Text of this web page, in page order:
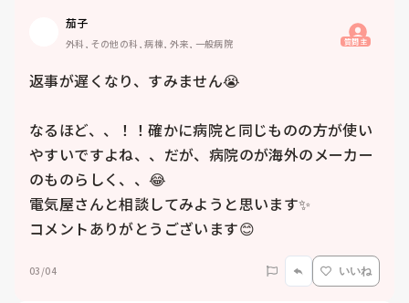
茄子
外科, その他の科, 病棟, 外来, 一般病院 質問主
返事が遅くなり、すみません😭
なるほど、、！！確かに病院と同じものの方が使い
やすいですよね、、だが、病院のが海外のメーカー
のものらしく、、😂
電気屋さんと相談してみようと思います✨
コメントありがとうございます😊
03/04 いいね